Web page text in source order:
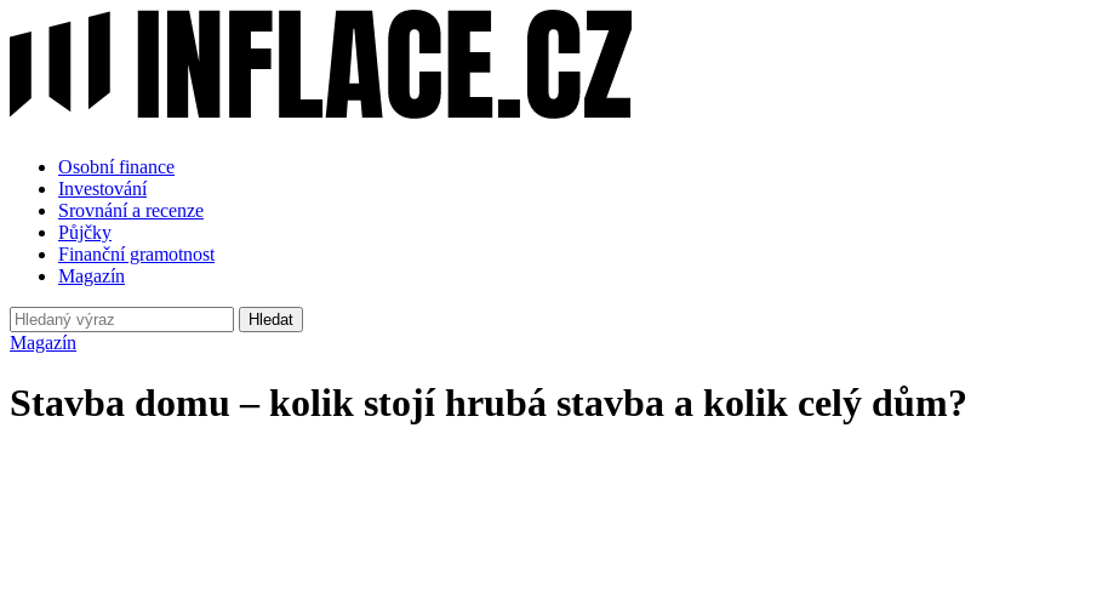
Osobní finance
Investování
Srovnání a recenze
Půjčky
Finanční gramotnost
Magazín
Hledat
Magazín
Stavba domu – kolik stojí hrubá stavba a kolik celý dům?